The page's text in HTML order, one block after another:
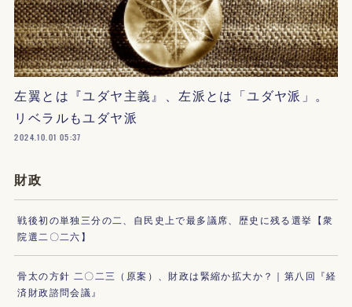
左翼とは『ユダヤ主義』、左派とは「ユダヤ派」。
リベラルもユダヤ派
2024.10.01 05:37
財政
戦後初の単独三分の二、自民史上で最多議席、歴史に残る選挙【衆
院選二〇二六】
骨太の方針 二〇二三（原案）、財政は緊縮か拡大か？｜第八回『経
済財政諮問会議』